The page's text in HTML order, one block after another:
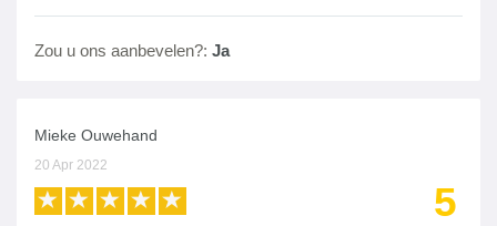
Zou u ons aanbevelen?: Ja
Mieke Ouwehand
20 Apr 2022
5